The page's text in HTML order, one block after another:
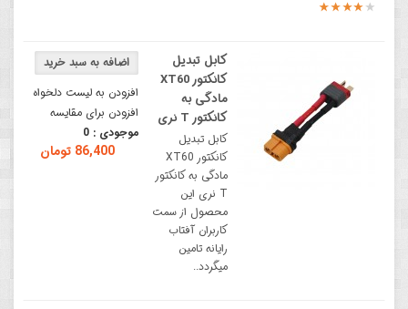
افزودن به لیست دلخواه
افزودن برای مقایسه
موجودی : 0
86,400 تومان
کابل تبدیل
کانکتور XT60
مادگی به
کانکتور T نری
کابل تبدیل
کانکتور XT60
مادگی به کانکتور
T نری این
محصول از سمت
کاربران آفتاب
رایانه تامین
میگردد..